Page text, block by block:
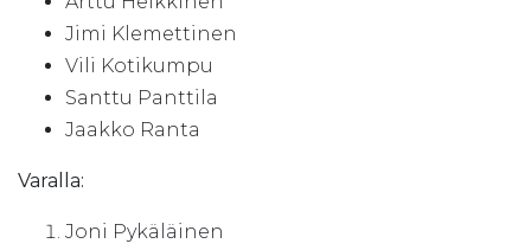
Jimi Klemettinen
Vili Kotikumpu
Santtu Panttila
Jaakko Ranta
Varalla:
Joni Pykäläinen